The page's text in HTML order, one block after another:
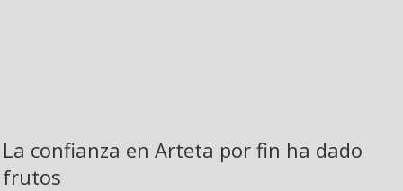
La confianza en Arteta por fin ha dado
frutos